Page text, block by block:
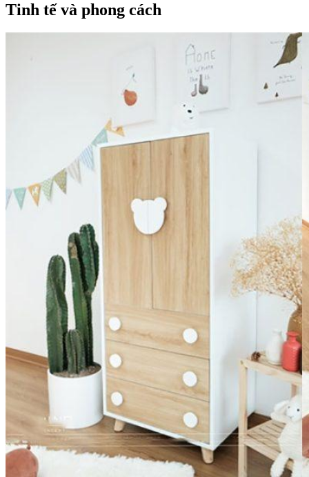
Tinh tế và phong cách